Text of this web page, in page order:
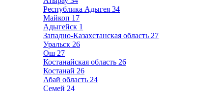
Республика Адыгея 34
Майкоп 17
Адыгейск 1
Западно-Казахстанская область 27
Уральск 26
Ош 27
Костанайская область 26
Костанай 26
Абай область 24
Семей 24